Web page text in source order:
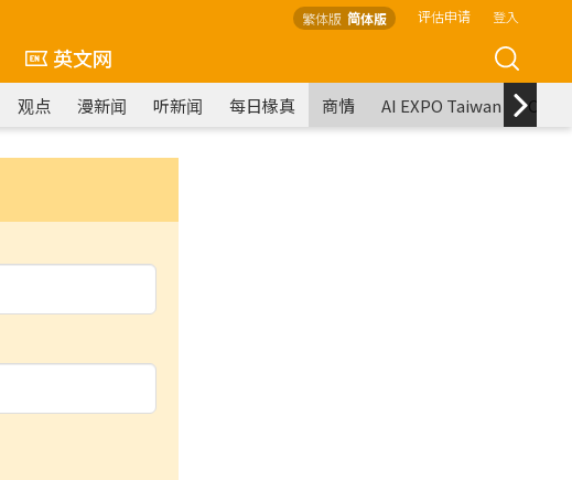
繁体版 简体版 评估申请 登入
英文网
观点 漫新闻 听新闻 每日椽真 商情 AI EXPO Taiwan